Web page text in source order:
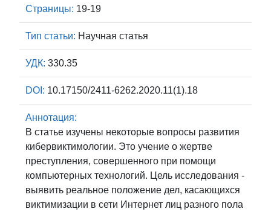
Страницы: 19-19
Тип статьи: Научная статья
УДК: 330.35
DOI: 10.17150/2411-6262.2020.11(1).18
Аннотация:
В статье изучены некоторые вопросы развития
кибервиктимологии. Это учение о жертве
преступления, совершенного при помощи
компьютерных технологий. Цель исследования -
выявить реальное положение дел, касающихся
виктимизации в сети Интернет лиц разного пола